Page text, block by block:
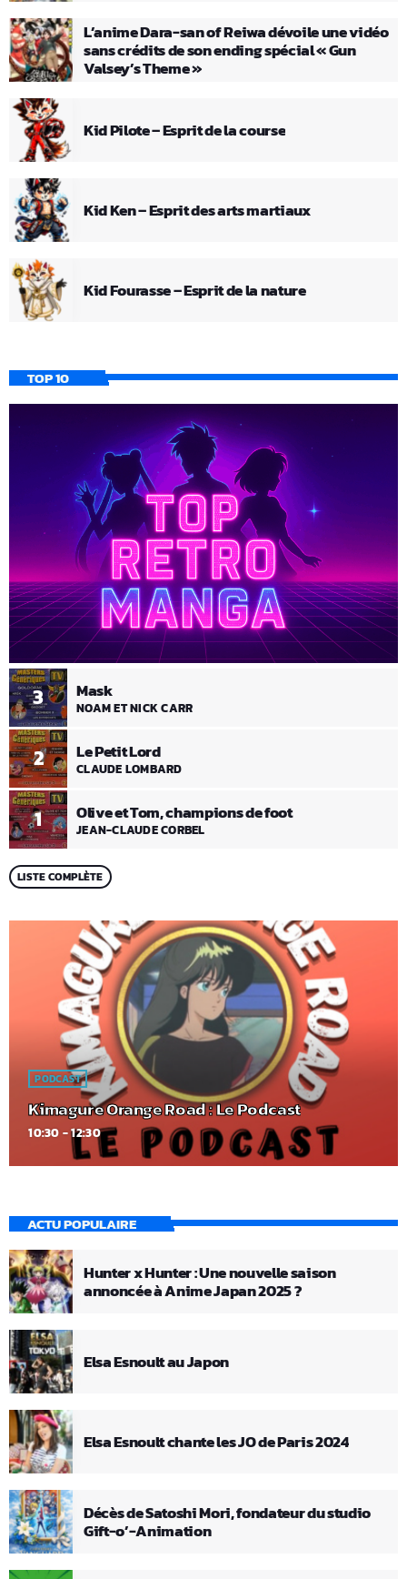
L’anime Dara-san of Reiwa dévoile une vidéo
sans crédits de son ending spécial « Gun
Valsey’s Theme »
Kid Pilote – Esprit de la course
Kid Ken – Esprit des arts martiaux
Kid Fourasse – Esprit de la nature
TOP 10
1 Olive et Tom, champions de foot
JEAN-CLAUDE CORBEL
2 Le Petit Lord
CLAUDE LOMBARD
3 Mask
NOAM ET NICK CARR
LISTE COMPLÈTE
PODCAST
Kimagure Orange Road : Le Podcast
10:30 - 12:30
ACTU POPULAIRE
Hunter x Hunter : Une nouvelle saison
annoncée à Anime Japan 2025 ?
Elsa Esnoult au Japon
Elsa Esnoult chante les JO de Paris 2024
Décès de Satoshi Mori, fondateur du studio
Gift-o’-Animation